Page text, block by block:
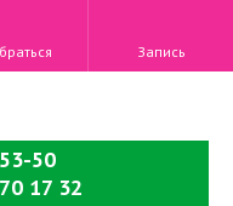
Запись
50
17 32